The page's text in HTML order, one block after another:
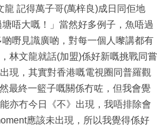
龍 記得萬子哥(萬梓良)成日同佢地
唔大嘅！」當然好多例子，魚唔過
嘢見識廣啲，對每一個人嚟講都有
林文龍就話(加盟)係好新嘅挑戰同嘗
現，其實對香港嘅電視圈同普羅觀
最終一籃子嘅關係冇咗，但我會覺
亦冇今日《不》出現，我唔排除會
應該未出現，所以我覺得係好